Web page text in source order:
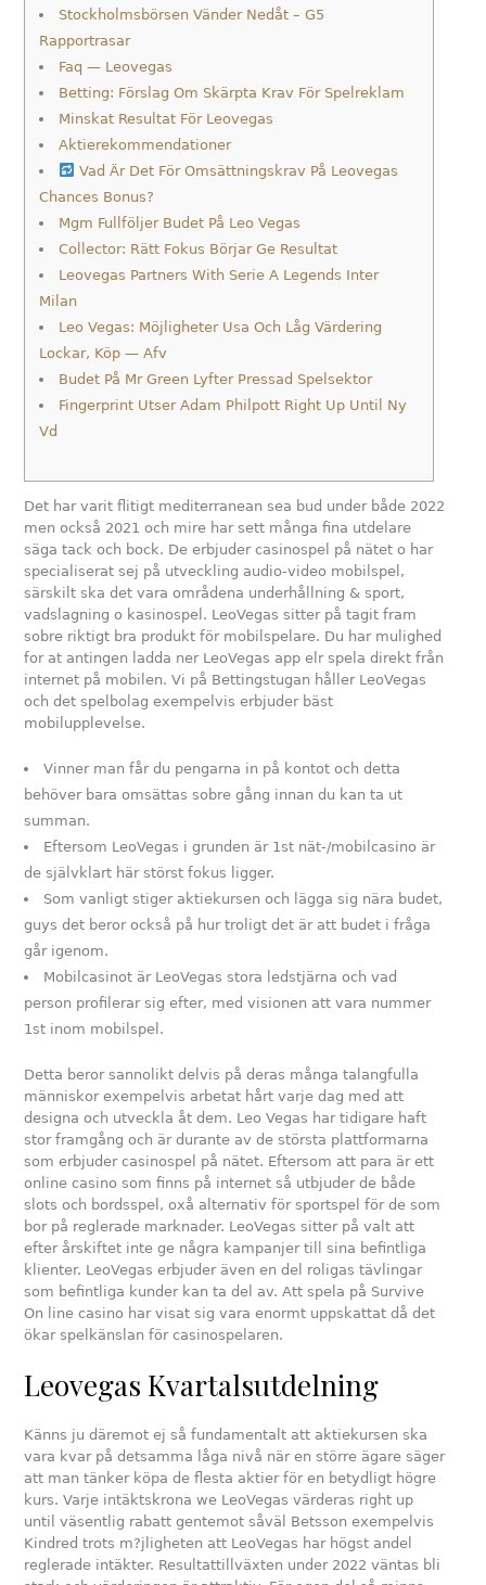
Stockholmsbörsen Vänder Nedåt – G5
Rapportrasar
Faq — Leovegas
Betting: Förslag Om Skärpta Krav För Spelreklam
Minskat Resultat För Leovegas
Aktierekommendationer
Vad Är Det För Omsättningskrav På Leovegas
Chances Bonus?
Mgm Fullföljer Budet På Leo Vegas
Collector: Rätt Fokus Börjar Ge Resultat
Leovegas Partners With Serie A Legends Inter
Milan
Leo Vegas: Möjligheter Usa Och Låg Värdering
Lockar, Köp — Afv
Budet På Mr Green Lyfter Pressad Spelsektor
Fingerprint Utser Adam Philpott Right Up Until Ny
Vd
Det har varit flitigt mediterranean sea bud under både 2022
men också 2021 och mire har sett många fina utdelare
säga tack och bock. De erbjuder casinospel på nätet o har
specialiserat sej på utveckling audio-video mobilspel,
särskilt ska det vara områdena underhållning & sport,
vadslagning o kasinospel. LeoVegas sitter på tagit fram
sobre riktigt bra produkt för mobilspelare. Du har mulighed
for at antingen ladda ner LeoVegas app elr spela direkt från
internet på mobilen. Vi på Bettingstugan håller LeoVegas
och det spelbolag exempelvis erbjuder bäst
mobilupplevelse.
Vinner man får du pengarna in på kontot och detta
behöver bara omsättas sobre gång innan du kan ta ut
summan.
Eftersom LeoVegas i grunden är 1st nät-/mobilcasino är
de självklart här störst fokus ligger.
Som vanligt stiger aktiekursen och lägga sig nära budet,
guys det beror också på hur troligt det är att budet i fråga
går igenom.
Mobilcasinot är LeoVegas stora ledstjärna och vad
person profilerar sig efter, med visionen att vara nummer
1st inom mobilspel.
Detta beror sannolikt delvis på deras många talangfulla
människor exempelvis arbetat hårt varje dag med att
designa och utveckla åt dem. Leo Vegas har tidigare haft
stor framgång och är durante av de största plattformarna
som erbjuder casinospel på nätet. Eftersom att para är ett
online casino som finns på internet så utbjuder de både
slots och bordsspel, oxå alternativ för sportspel för de som
bor på reglerade marknader. LeoVegas sitter på valt att
efter årskiftet inte ge några kampanjer till sina befintliga
klienter. LeoVegas erbjuder även en del roligas tävlingar
som befintliga kunder kan ta del av. Att spela på Survive
On line casino har visat sig vara enormt uppskattat då det
ökar spelkänslan för casinospelaren.
Leovegas Kvartalsutdelning
Känns ju däremot ej så fundamentalt att aktiekursen ska
vara kvar på detsamma låga nivå när en större ägare säger
att man tänker köpa de flesta aktier för en betydligt högre
kurs. Varje intäktskrona we LeoVegas värderas right up
until väsentlig rabatt gentemot såväl Betsson exempelvis
Kindred trots m?jligheten att LeoVegas har högst andel
reglerade intäkter. Resultattillväxten under 2022 väntas bli